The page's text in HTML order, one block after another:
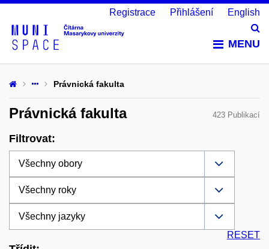
MENU
Registrace Přihlášení English
Právnická fakulta
423 Publikací
Právnická fakulta
Filtrovat:
RESET